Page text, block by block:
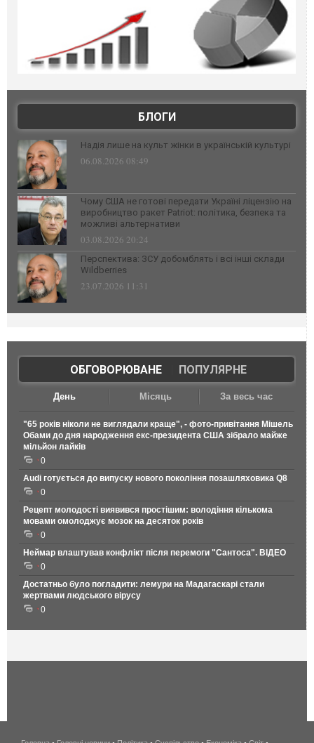
БЛОГИ
Надія лише на культ жінки в українській культурі
06.08.2026 08:49
Чому США не готові передати Україні ліцензію на
виробництво ракет Patriot: політика, безпека та
можливі альтернативи
03.08.2026 20:24
Перспектива: ЗСУ добомблять і всі інші склади
Wildberries
23.07.2026 11:31
ОБГОВОРЮВАНЕ| ПОПУЛЯРНЕ
День Місяць За весь час
"65 років ніколи не виглядали краще", - фото-привітання Мішель
Обами до дня народження екс-президента США зібрало майже
мільйон лайків
0
Audi готується до випуску нового покоління позашляховика Q8
0
Рецепт молодості виявився простішим: володіння кількома
мовами омолоджує мозок на десяток років
0
Неймар влаштував конфлікт після перемоги "Сантоса". ВІДЕО
0
Достатньо було погладити: лемури на Мадагаскарі стали
жертвами людського вірусу
0